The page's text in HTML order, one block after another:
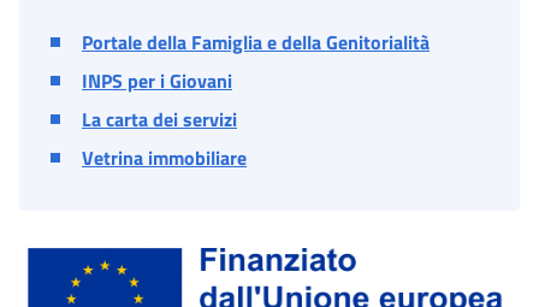
Portale della Famiglia e della Genitorialità
INPS per i Giovani
La carta dei servizi
Vetrina immobiliare